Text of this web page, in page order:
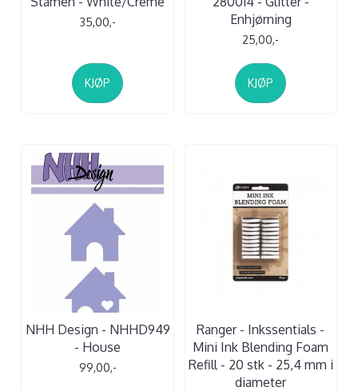
35,00,-
KJØP
Enhjørning
25,00,-
KJØP
NHH Design - NHHD949
- House
99,00,-
Ranger - Inkssentials -
Mini Ink Blending Foam
Refill - 20 stk - 25,4 mm i
diameter